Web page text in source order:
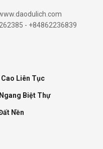
- +84862236839
Liên Tục
Biệt Thự
Nền